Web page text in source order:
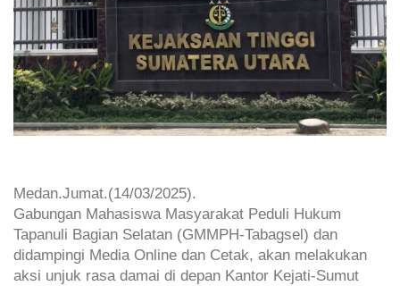
Medan.Jumat.(14/03/2025).
Gabungan Mahasiswa Masyarakat Peduli Hukum
Tapanuli Bagian Selatan (GMMPH-Tabagsel) dan
didampingi Media Online dan Cetak, akan melakukan
aksi unjuk rasa damai di depan Kantor Kejati-Sumut